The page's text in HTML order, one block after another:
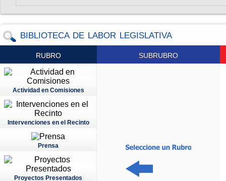
BIBLIOTECA DE LABOR LEGISLATIVA
RUBRO
Actividad en Comisiones
Intervenciones en el Recinto
Prensa
Proyectos Presentados
SUBRUBRO